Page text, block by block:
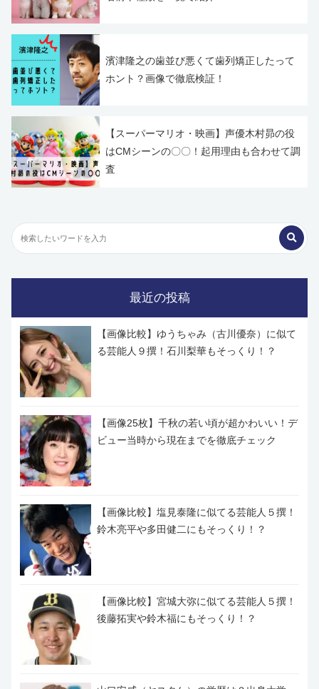
濱津隆之の歯並び悪くて歯列矯正したって
ホント？画像で徹底検証！
【スーパーマリオ・映画】声優木村昴の役
はCMシーンの〇〇！起用理由も合わせて調
査
最近の投稿
【画像比較】ゆうちゃみ（古川優奈）に似て
る芸能人９撰！石川梨華もそっくり！？
【画像25枚】千秋の若い頃が超かわいい！デ
ビュー当時から現在までを徹底チェック
【画像比較】塩見泰隆に似てる芸能人５撰！
鈴木亮平や多田健二にもそっくり！？
【画像比較】宮城大弥に似てる芸能人５撰！
後藤拓実や鈴木福にもそっくり！？